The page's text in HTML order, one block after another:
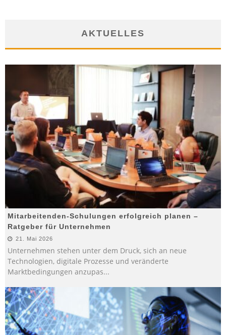
AKTUELLES
Mitarbeitenden-Schulungen erfolgreich planen –
Ratgeber für Unternehmen
21. Mai 2026
Unternehmen stehen unter dem Druck, sich an neue
Technologien, digitale Prozesse und veränderte
Marktbedingungen anzupas...